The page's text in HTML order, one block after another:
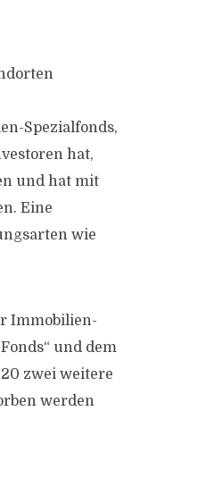
Spezialfonds,
hat,
und hat mit
Eine
wie
Immobilien-
und dem
zwei weitere
werden